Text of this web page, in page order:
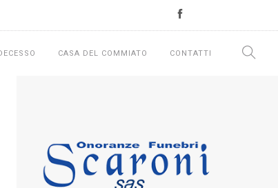
CASA DEL COMMIATO CONTATTI